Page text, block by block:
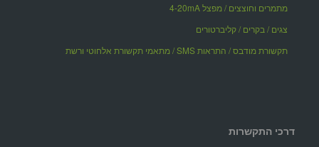
מתמרים וחוצצים / מפצל 4-20mA
צגים / בקרים / קליברטורים
תקשורת מודבס / התראות SMS / מתאמי תקשורת אלחוטי ורשת
דרכי התקשרות